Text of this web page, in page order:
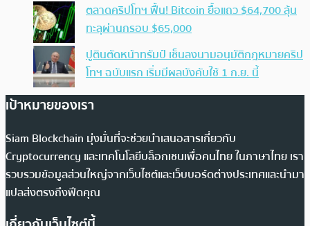
ตลาดคริปโทฯ ฟื้น! Bitcoin ยื้อแถว $64,700 ลุ้น
ทะลุผ่านกรอบ $65,000
ปูตินตัดหน้าทรัมป์ เซ็นลงนามอนุมัติกฎหมายคริป
โทฯ ฉบับแรก เริ่มมีผลบังคับใช้ 1 ก.ย. นี้
เป้าหมายของเรา
Siam Blockchain มุ่งมั่นที่จะช่วยนำเสนอสารเกี่ยวกับ
Cryptocurrency และเทคโนโลยีบล็อกเชนเพื่อคนไทย ในภาษาไทย เรา
รวบรวมข้อมูลส่วนใหญ่จากเว็บไซต์และเว็บบอร์ดต่างประเทศและนำมา
แปลส่งตรงถึงฟีดคุณ